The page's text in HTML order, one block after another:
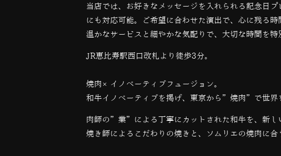
当店では、お好きなメッセージを入れられる記念日
にも対応可能。ご希望に合わせた演出で、心に残る時
温かなサービスと細やかな気配りで、大切な時間を
JR恵比寿駅西口改札より徒歩3分。
焼肉×イノベーティブフュージョン。
和牛イノベーティブを掲げ、東京から”焼肉”で世界
肉師の”業”による丁寧にカットされた和牛を、新し
焼き師によるこだわりの焼きと、ソムリエの焼肉に